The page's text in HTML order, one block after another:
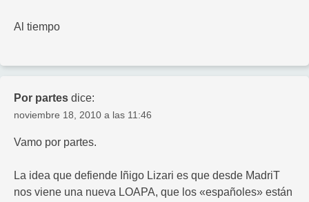
Al tiempo
Por partes dice:
noviembre 18, 2010 a las 11:46
Vamo por partes.
La idea que defiende Iñigo Lizari es que desde MadriT
nos viene una nueva LOAPA, que los «españoles» están